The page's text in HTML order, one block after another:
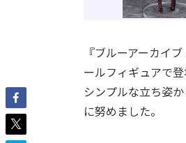
『ブルーアーカイ
ールフィギュアで登
シンプルな立ち姿
に努めました。